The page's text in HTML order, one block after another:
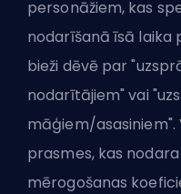
personāžiem, kas
nodarīšanā īsā laika
bieži dēvē par
nodarītājiem" vai
māģiem/asasiniem".
prasmes, kas
mērogošanas